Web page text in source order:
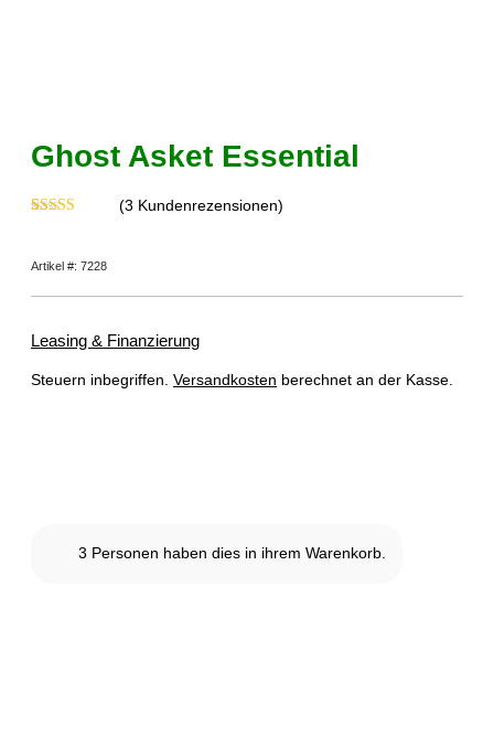
Ghost Asket Essential
basierend auf
Kundenbewertungen
(3 Kundenrezensionen)
Artikel #: 7228
Leasing & Finanzierung
Steuern inbegriffen. Versandkosten berechnet an der Kasse.
3 Personen haben dies in ihrem Warenkorb.